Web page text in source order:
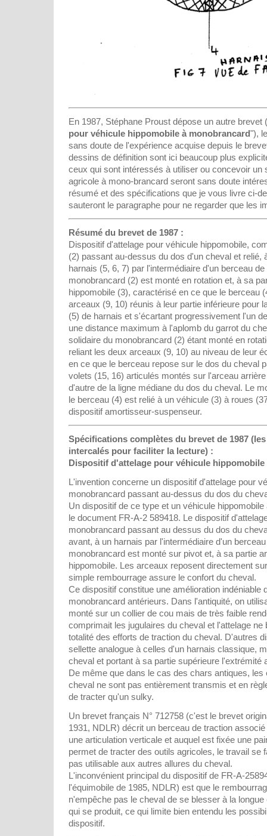
En 1987, Stéphane Proust dépose un autre brevet
pour véhicule hippomobile à monobrancard"),
sans doute de l'expérience acquise depuis le
dessins de définition sont ici beaucoup plus
ceux qui sont intéressés à utiliser ou concevoir un
agricole à mono-brancard seront sans doute
résumé et des spécifications que je vous livre ci-
sauteront le paragraphe pour ne regarder que les
Résumé du brevet de 1987 :
Dispositif d'attelage pour véhicule hippomobile,
(2) passant au-dessus du dos d'un cheval et relié,
harnais (5, 6, 7) par l'intermédiaire d'un berceau
monobrancard (2) est monté en rotation et, à sa
hippomobile (3), caractérisé en ce que le berceau
arceaux (9, 10) réunis à leur partie inférieure pour
(5) de harnais et s'écartant progressivement l'un
une distance maximum à l'aplomb du garrot du
solidaire du monobrancard (2) étant monté en
reliant les deux arceaux (9, 10) au niveau de leur
en ce que le berceau repose sur le dos du cheval
volets (15, 16) articulés montés sur l'arceau
d'autre de la ligne médiane du dos du cheval. Le
le berceau (4) est relié à un véhicule (3) à roues
dispositif amortisseur-suspenseur.
Spécifications complètes du brevet de 1987
intercalés pour faciliter la lecture) :
Dispositif d'attelage pour véhicule
L'invention concerne un dispositif d'attelage pour
monobrancard passant au-dessus du dos du
Un dispositif de ce type et un véhicule
le document FR-A-2 589418. Le dispositif
monobrancard passant au dessus du dos du
avant, à un harnais par l'intermédiaire d'un
monobrancard est monté sur pivot et, à sa partie
hippomobile. Les arceaux reposent directement
simple rembourrage assure le confort du cheval.
Ce dispositif constitue une amélioration indéniable
monobrancard antérieurs. Dans l'antiquité, on
monté sur un collier de cou mais de très faible
comprimait les jugulaires du cheval et l'attelage ne
totalité des efforts de traction du cheval. D'autres
sellette analogue à celles d'un harnais classique,
cheval et portant à sa partie supérieure l'extrémité
De même que dans le cas des chars antiques, les
cheval ne sont pas entièrement transmis et en
de tracter qu'un sulky.
Un brevet français N° 712758 (c'est le brevet
1931, NDLR) décrit un berceau de traction
une articulation verticale et auquel est fixée une
permet de tracter des outils agricoles, le travail se
pas utilisable aux autres allures du cheval.
L'inconvénient principal du dispositif de FR-A-
l'équimobile de 1985, NDLR) est que le
n'empêche pas le cheval de se blesser à la
qui se produit, ce qui limite bien entendu les
dispositif.